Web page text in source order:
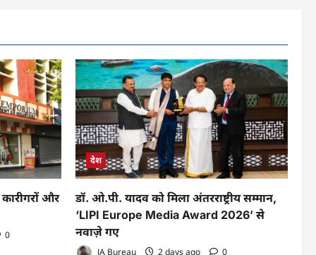
कारीगरों और
0
देश
डॉ. ओ.पी. यादव को मिला अंतरराष्ट्रीय सम्मान,
‘LIPI Europe Media Award 2026’ से
नवाज़े गए
JA Bureau 2 days ago 0